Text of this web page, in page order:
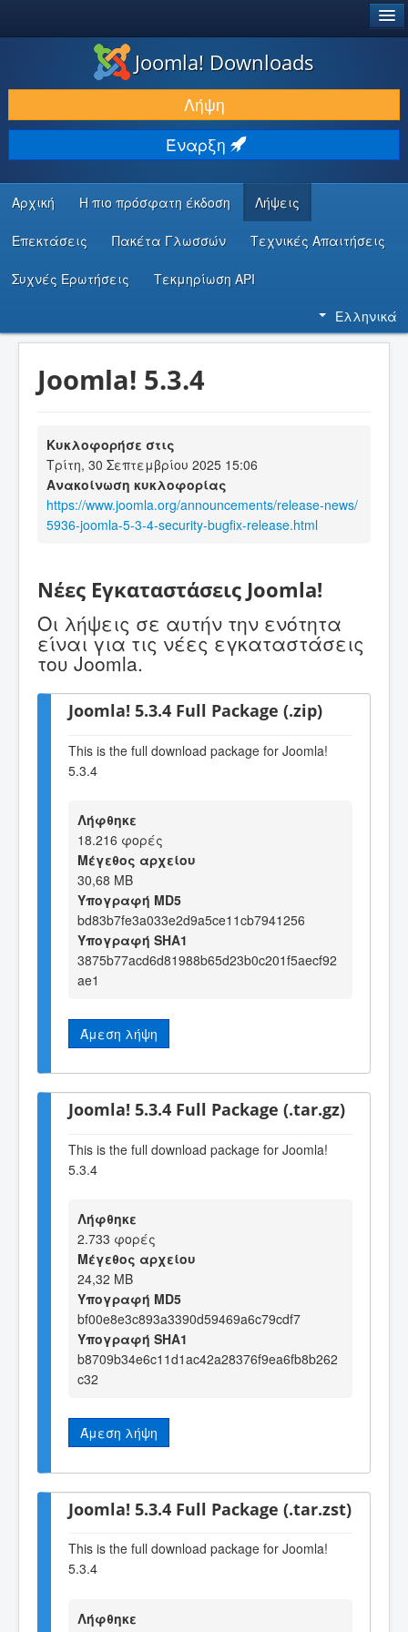
ΛΉΨΕΙΣ & ΕΠΕΚΤΆΣΕΙΣ
ΕΎΡΕΣΗ & ΜΆΘΗΣΗ
ΚΟΙΝΌΤΗΤΑ & ΥΠΟΣΤΉΡΙΞΗ
ΠΌΡΟΙ ΠΡΟΓΡΑΜΜΑΤΙΣΤΏΝ
Joomla! Downloads
Λήψη
Έναρξη
Αρχική Η πιο πρόσφατη έκδοση Λήψεις
Επεκτάσεις Πακέτα Γλωσσών Τεχνικές Απαιτήσεις
Συχνές Ερωτήσεις Τεκμηρίωση API
Ελληνικά
Joomla! 5.3.4
Κυκλοφορήσε στις
Τρίτη, 30 Σεπτεμβρίου 2025 15:06
Ανακοίνωση κυκλοφορίας
https://www.joomla.org/announcements/release-news/
5936-joomla-5-3-4-security-bugfix-release.html
Νέες Εγκαταστάσεις Joomla!
Οι λήψεις σε αυτήν την ενότητα
είναι για τις νέες εγκαταστάσεις
του Joomla.
Joomla! 5.3.4 Full Package (.zip)
This is the full download package for Joomla!
5.3.4
Λήφθηκε
18.216 φορές
Μέγεθος αρχείου
30,68 MB
Υπογραφή MD5
bd83b7fe3a033e2d9a5ce11cb7941256
Υπογραφή SHA1
3875b77acd6d81988b65d23b0c201f5aecf92
ae1
Άμεση λήψη
Joomla! 5.3.4 Full Package (.tar.gz)
This is the full download package for Joomla!
5.3.4
Λήφθηκε
2.733 φορές
Μέγεθος αρχείου
24,32 MB
Υπογραφή MD5
bf00e8e3c893a3390d59469a6c79cdf7
Υπογραφή SHA1
b8709b34e6c11d1ac42a28376f9ea6fb8b262
c32
Άμεση λήψη
Joomla! 5.3.4 Full Package (.tar.zst)
This is the full download package for Joomla!
5.3.4
Λήφθηκε